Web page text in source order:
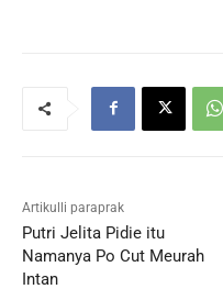
Artikulli paraprak
Putri Jelita Pidie itu
Namanya Po Cut Meurah
Intan